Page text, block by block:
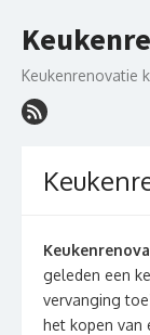
naar
inhoud
Keukenrenovatie
geleden een
vervanging
het kopen van